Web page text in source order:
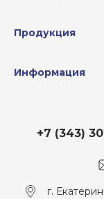
Продукция
Информация
+7 (343)
г.